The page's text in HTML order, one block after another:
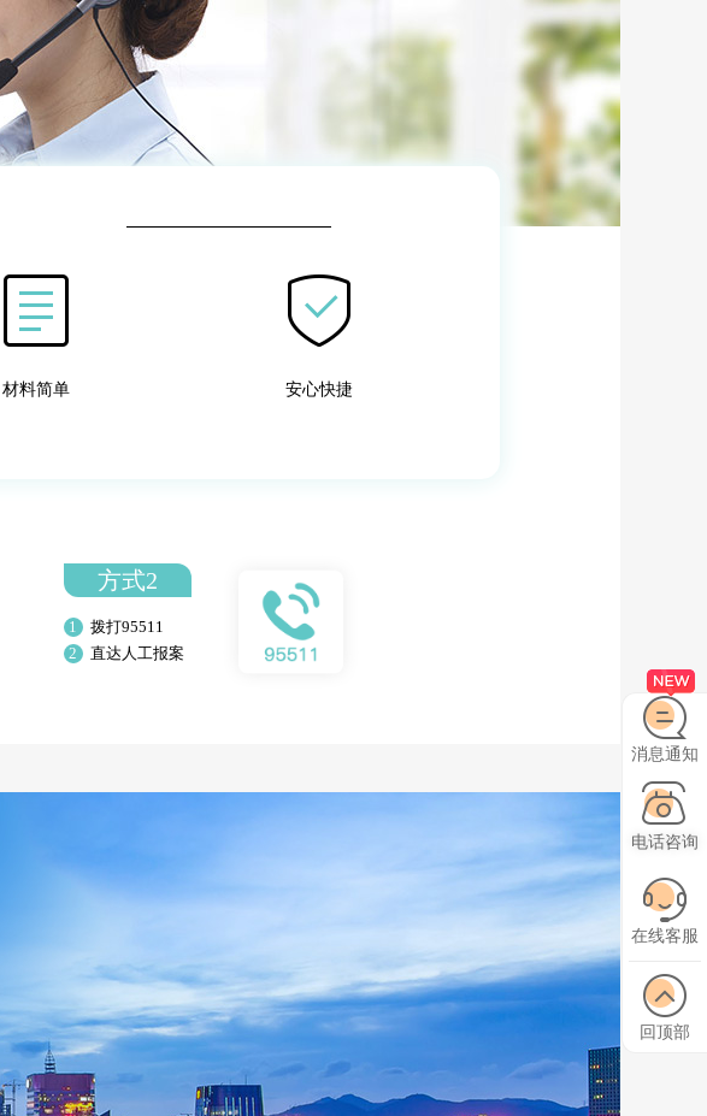
材料简单 安心快捷
方式2
1
拨打95511
2
直达人工报案
消息通知
电话咨询
在线客服
回顶部